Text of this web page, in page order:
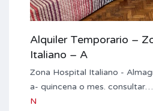
Alquiler Temporario –
Italiano – A
Zona Hospital Italiano -
a- quincena o mes. consultar…
N